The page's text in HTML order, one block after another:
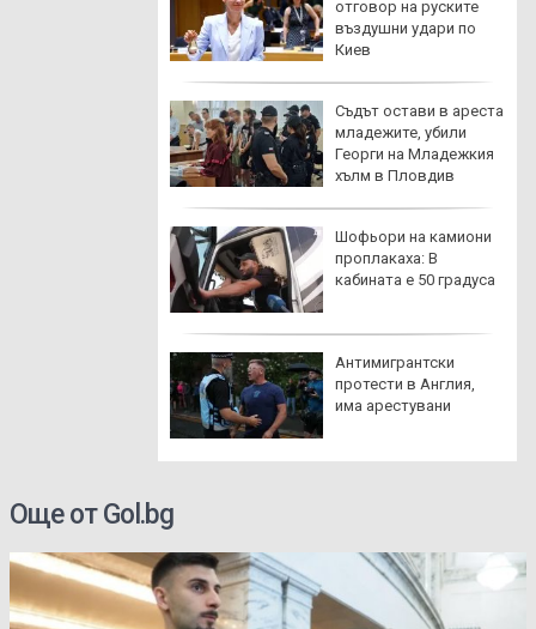
отговор на руските
въздушни удари по
Киев
Съдът остави в ареста
младежите, убили
Георги на Младежкия
хълм в Пловдив
Шофьори на камиони
проплакаха: В
кабината е 50 градуса
Антимигрантски
протести в Англия,
има арестувани
Още от Gol.bg